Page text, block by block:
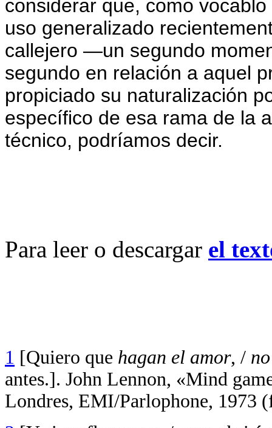
considerar que, como
uso generalizado
callejero —un segundo
segundo en relación a aquel
propiciado su naturalización
específico de esa rama de la
técnico, podríamos decir.
Para leer o descargar el
1 [Quiero que hagan el amor, /
antes.]. John Lennon, «Mind
Londres, EMI/Parlophone, 1973